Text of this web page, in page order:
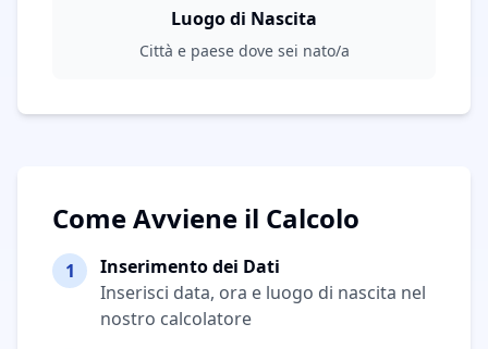
Luogo di Nascita
Città e paese dove sei nato/a
Come Avviene il Calcolo
1
Inserimento dei Dati
Inserisci data, ora e luogo di nascita nel
nostro calcolatore